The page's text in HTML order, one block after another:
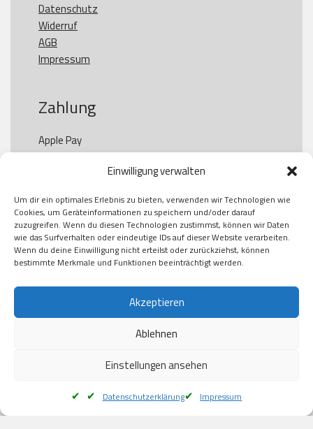
Einwilligung verwalten
Um dir ein optimales Erlebnis zu bieten, verwenden wir Technologien wie
Cookies, um Geräteinformationen zu speichern und/oder darauf
zuzugreifen. Wenn du diesen Technologien zustimmst, können wir Daten
wie das Surfverhalten oder eindeutige IDs auf dieser Website verarbeiten.
Wenn du deine Einwilligung nicht erteilst oder zurückziehst, können
bestimmte Merkmale und Funktionen beeinträchtigt werden.
Akzeptieren
Ablehnen
Einstellungen ansehen
Datenschutzerklärung Impressum
Datenschutz
Widerruf
AGB
Impressum
Zahlung
Apple Pay
Paypal
Kauf auf Rechung
Klarna
American Express